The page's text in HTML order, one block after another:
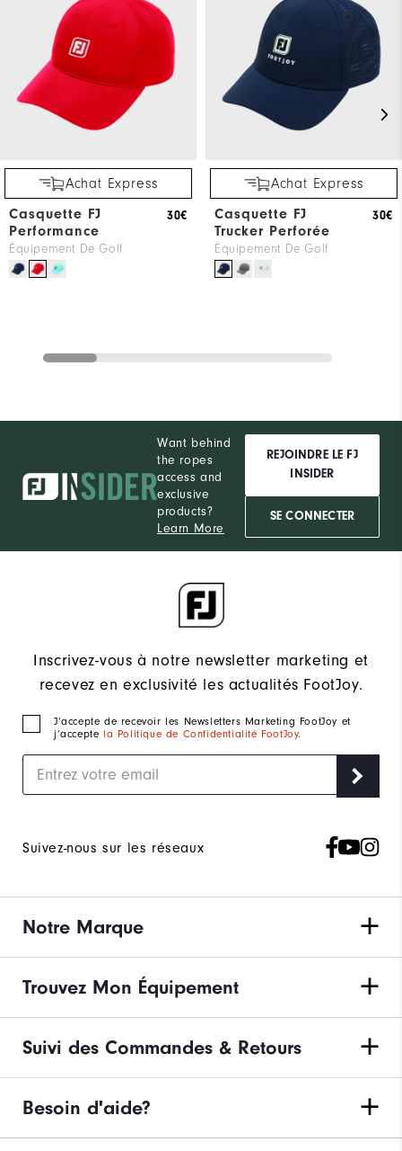
Achat Express
Casquette FJ
Performance
Équipement De Golf
30€
Achat Express
Casquette FJ
Trucker Perforée
Équipement De Golf
30€
Want behind
the ropes
access and
exclusive
products?
Learn More
REJOINDRE LE FJ
INSIDER
SE CONNECTER
Inscrivez-vous à notre newsletter marketing et
recevez en exclusivité les actualités FootJoy.
J‘accepte de recevoir les Newsletters Marketing FootJoy et
j’accepte la Politique de Confidentialité FootJoy.
Suivez-nous sur les réseaux
Notre Marque
Trouvez Mon Équipement
Suivi des Commandes & Retours
Besoin d'aide?